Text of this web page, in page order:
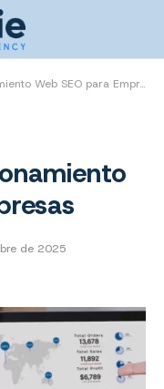
Web SEO para Empresas
de 2025